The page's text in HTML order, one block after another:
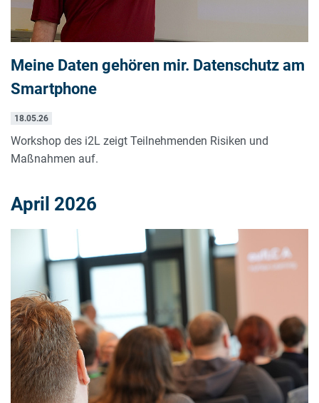
Meine Daten gehören mir. Datenschutz am
Smartphone
18.05.26
Workshop des i2L zeigt Teilnehmenden Risiken und
Maßnahmen auf.
April 2026